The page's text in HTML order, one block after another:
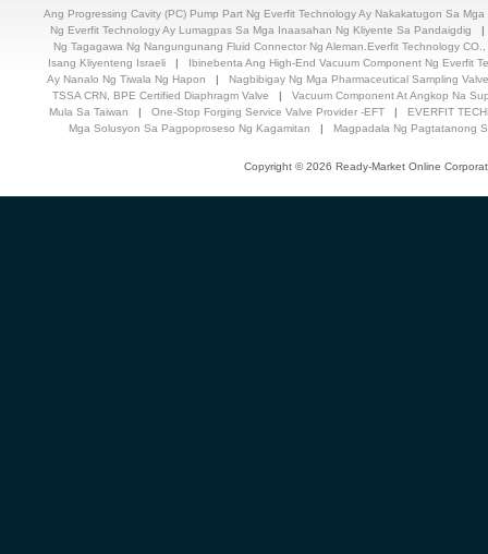
Ang Progressing Cavity (PC) Pump Part Ng Everfit Technology Ay Nakakatugon Sa
Ng Everfit Technology Ay Lumagpas Sa Mga Inaasahan Ng Kliyente Sa Pandaigdig
Ng Tagagawa Ng Nangungunang Fluid Connector Ng Aleman.Everfit Technology CO.,
Isang Kliyenteng Israeli | Ibinebenta Ang High-End Vacuum Component Ng Everfit
Ay Nanalo Ng Tiwala Ng Hapon | Nagbibigay Ng Mga Pharmaceutical Sampling Valve
TSSA CRN, BPE Certified Diaphragm Valve
|Vacuum Component At Angkop Na
Mula Sa Taiwan
|One-Stop Forging Service Valve Provider -EFT | EVERFIT
Mga Solusyon Sa Pagpoproseso Ng Kagamitan
| Magpadala Ng Pagtatanong
Copyright © 2026 Ready-Market Online